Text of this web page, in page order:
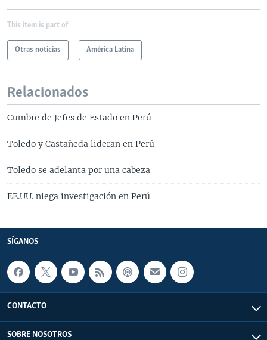
This item is part of
Otras noticias América Latina
Relacionados
Cumbre de Jefes de Estado en Perú
Toledo y Castañeda lideran en Perú
Toledo se adelanta por una cabeza
EE.UU. niega investigación en Perú
SÍGANOS
CONTACTO
SOBRE NOSOTROS